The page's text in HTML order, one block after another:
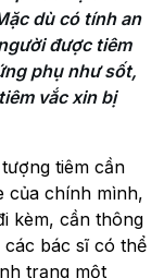
dù có tính an
được tiêm
phụ như sốt,
vắc xin bị
tiêm cần
của chính mình,
kèm, cần thông
các bác sĩ có thể
trạng một